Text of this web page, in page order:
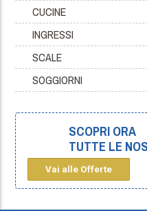
CUCINE
INGRESSI
SCALE
SOGGIORNI
SCOPRI ORA
TUTTE LE
Vai alle Offerte